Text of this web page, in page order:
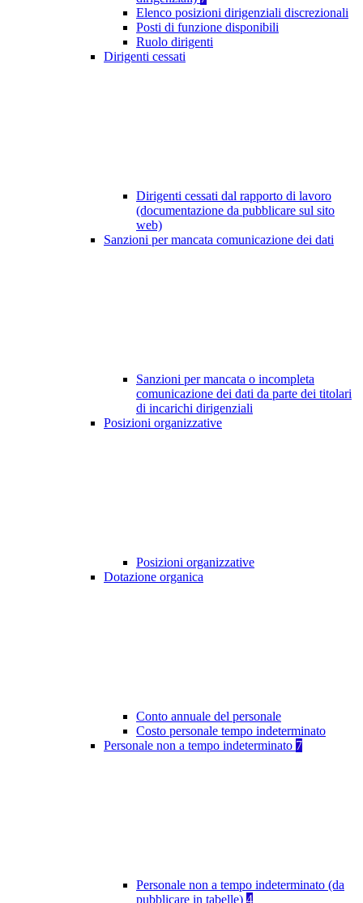
Elenco posizioni dirigenziali discrezionali
Posti di funzione disponibili
Ruolo dirigenti
Dirigenti cessati
Dirigenti cessati dal rapporto di lavoro
(documentazione da pubblicare sul sito
web)
Sanzioni per mancata comunicazione dei dati
Sanzioni per mancata o incompleta
comunicazione dei dati da parte dei titolari
di incarichi dirigenziali
Posizioni organizzative
Posizioni organizzative
Dotazione organica
Conto annuale del personale
Costo personale tempo indeterminato
Personale non a tempo indeterminato 7
Personale non a tempo indeterminato (da
pubblicare in tabelle) 4